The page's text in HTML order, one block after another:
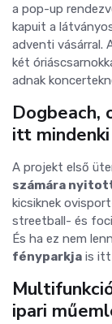
a pop-up
kapuit a
adventi vásárral.
két
adnak
Dogbeach,
itt
A projekt első
számára
kicsiknek
streetball- és
És ha ez nem
fényparkja is itt
ipari